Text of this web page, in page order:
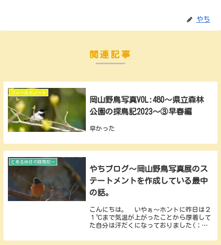
やち
関連記事
フィールドノート
岡山野鳥写真VOL:480～県立森林
公園の探鳥記2023～③早春編
早かった
とある休日の探鳥記～
やちブログ～岡山野鳥写真展のス
テートメントを作成している最中
の話。
こんにちは。 いやぁ～ホントに昨日は２
１℃まで気温が上がったことから厚着して
た自分は汗だくになっておりました(；
の開花宣言までもぅ間もなくでしょうね